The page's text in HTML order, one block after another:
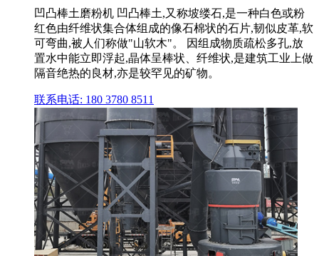
凹凸棒土磨粉机 凹凸棒土,又称坡缕石,是一种白色或粉
红色由纤维状集合体组成的像石棉状的石片,韧似皮革,软
可弯曲,被人们称做"山软木"。 因组成物质疏松多孔,放
置水中能立即浮起,晶体呈棒状、纤维状,是建筑工业上做
隔音绝热的良材,亦是较罕见的矿物。
联系电话: 180 3780 8511